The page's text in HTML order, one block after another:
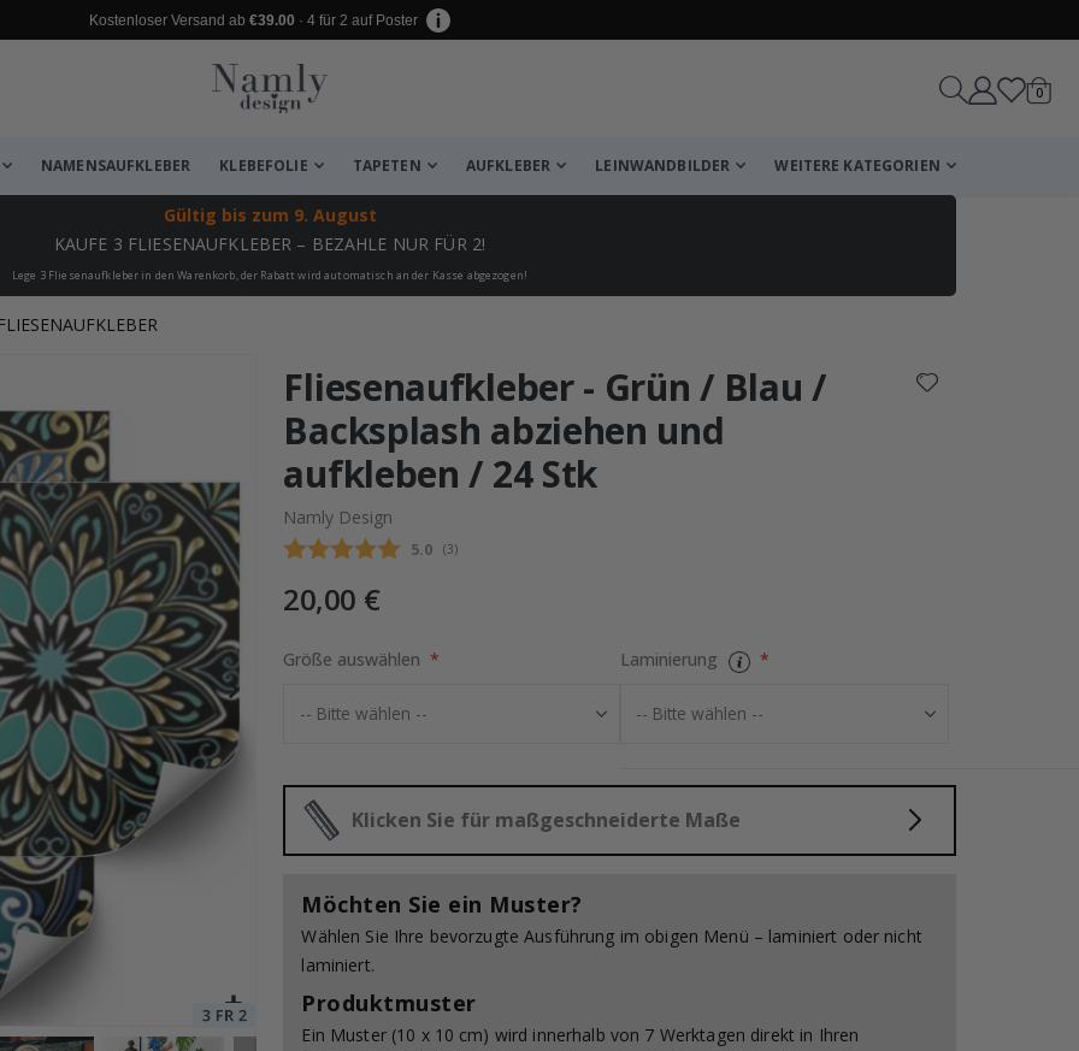
Kostenloser Versand ab €39.00 · 4 für 2 auf Poster
Wagen
0
NAMENSAUFKLEBER KLEBEFOLIE TAPETEN AUFKLEBER LEINWANDBILDER WEITERE KATEGORIEN
Gültig bis zum 9. August
KAUFE 3 FLIESENAUFKLEBER – BEZAHLE NUR FÜR 2!
Lege 3 Fliesenaufkleber in den Warenkorb, der Rabatt wird automatisch an der Kasse abgezogen!
✔️ Kostenloser Versand erreicht! Wagen Kasse
Special
Price
20,00 €
Fliesenaufkleber - Grün / Blau /
Backsplash abziehen und
aufkleben / 24 Stk
Namly Design
Durchschnittliche Bewertung:
5.0 (abgegebene bewertungen:
3)
20,00 €
Größe auswählen Laminierung
Klicken Sie für maßgeschneiderte Maße
Möchten Sie ein Muster?
Wählen Sie Ihre bevorzugte Ausführung im obigen Menü – laminiert oder nicht
laminiert.
Produktmuster
Ein Muster (10 x 10 cm) wird innerhalb von 7 Werktagen direkt in Ihren